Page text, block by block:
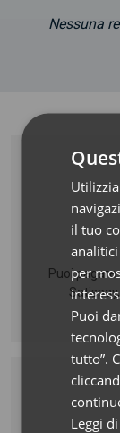
Nessuna
Puoi
il tuo
per
Puoi
tutto”.
Leggi